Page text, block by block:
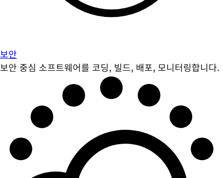
보안
보안 중심 소프트웨어를 코딩, 빌드, 배포, 모니터링합니다.